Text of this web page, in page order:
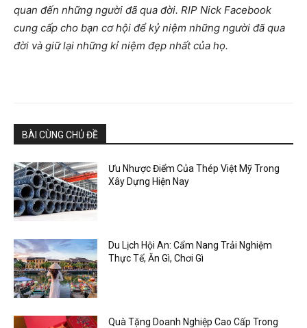
quan đến những người đã qua đời. RIP Nick Facebook
cung cấp cho bạn cơ hội để kỷ niệm những người đã qua
đời và giữ lại những kỉ niệm đẹp nhất của họ.
BÀI CÙNG CHỦ ĐỀ
Ưu Nhược Điểm Của Thép Việt Mỹ Trong
Xây Dựng Hiện Nay
Du Lịch Hội An: Cẩm Nang Trải Nghiệm
Thực Tế, Ăn Gì, Chơi Gì
Quà Tặng Doanh Nghiệp Cao Cấp Trong